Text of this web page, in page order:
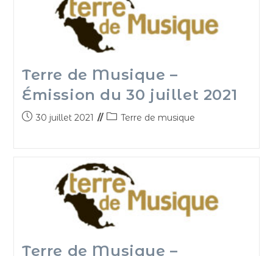
Terre de Musique –
Émission du 30 juillet 2021
30 juillet 2021 Terre de musique
Terre de Musique –